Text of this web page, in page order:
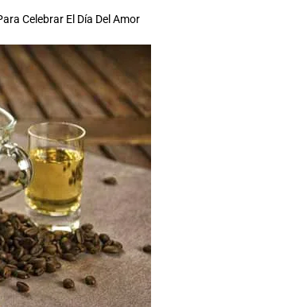
Celebrar El Día Del Amor